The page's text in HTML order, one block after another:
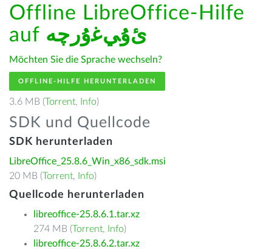
Offline LibreOffice-Hilfe
auf ﺉۇﻲﻏۇﺭچە
Möchten Sie die Sprache wechseln?
OFFLINE-HILFE HERUNTERLADEN
3.6 MB (Torrent, Info)
SDK und Quellcode
SDK herunterladen
LibreOffice_25.8.6_Win_x86_sdk.msi
20 MB (Torrent, Info)
Quellcode herunterladen
libreoffice-25.8.6.1.tar.xz
274 MB (Torrent, Info)
libreoffice-25.8.6.2.tar.xz